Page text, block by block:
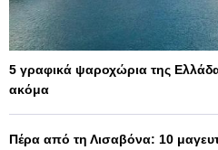
5 γραφικά ψαροχώρια της
ακόμα
Πέρα από τη Λισαβόνα: 10